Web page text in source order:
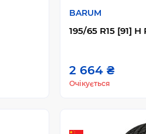
BARUM
195/65 R15 [91] H
2 664 ₴
Очікується